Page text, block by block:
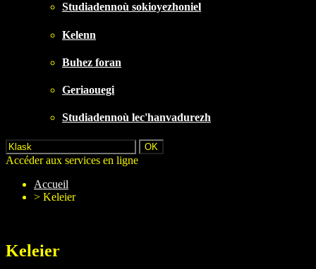
Studiadennoù sokioyezhoniel
Kelenn
Buhez foran
Geriaouegi
Studiadennoù lec'hanvadurezh
Accéder aux services en ligne
Accueil
> Keleier
Keleier